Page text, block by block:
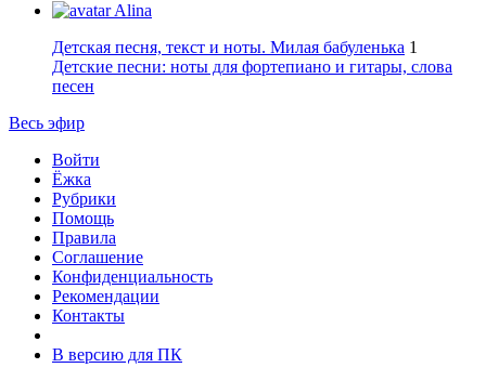
Alina
Детская песня, текст и ноты. Милая бабуленька 1
Детские песни: ноты для фортепиано и гитары, слова
песен
Весь эфир
Войти
Ёжка
Рубрики
Помощь
Правила
Соглашение
Конфиденциальность
Рекомендации
Контакты
В версию для ПК